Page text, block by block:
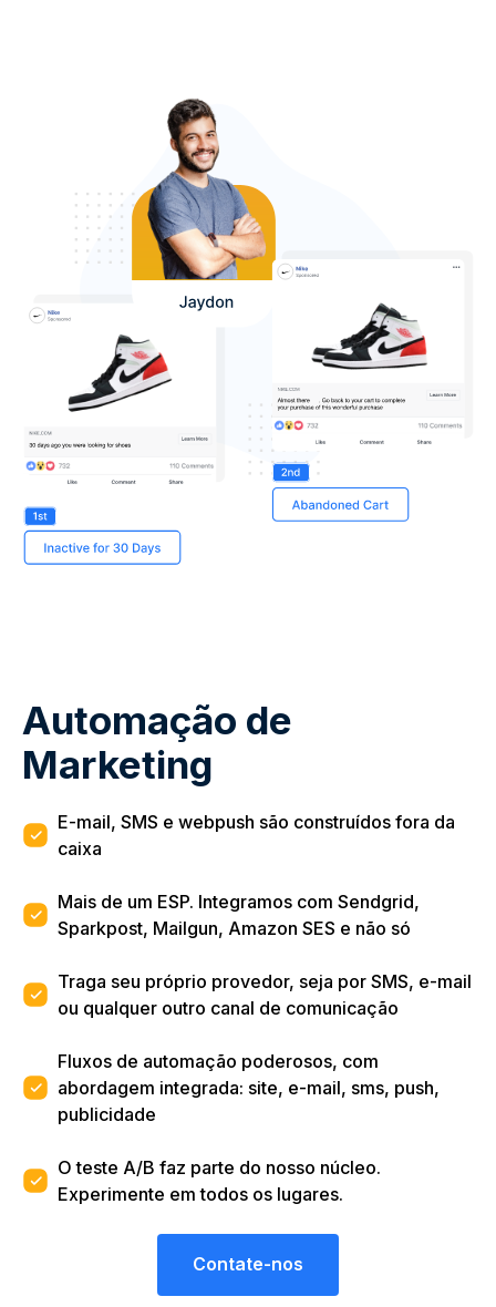
Automação de
Marketing
E-mail, SMS e webpush são construídos fora da
caixa
Mais de um ESP. Integramos com Sendgrid,
Sparkpost, Mailgun, Amazon SES e não só
Traga seu próprio provedor, seja por SMS, e-mail
ou qualquer outro canal de comunicação
Fluxos de automação poderosos, com
abordagem integrada: site, e-mail, sms, push,
publicidade
O teste A/B faz parte do nosso núcleo.
Experimente em todos os lugares.
Contate-nos